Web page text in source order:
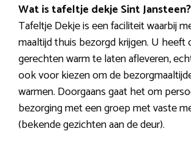
Wat is tafeltje dekje Sint Jansteen?
Tafeltje Dekje is een faciliteit waarbij
maaltijd thuis bezorgd krijgen. U heeft
gerechten warm te laten afleveren,
ook voor kiezen om de
warmen. Doorgaans gaat het om
bezorging met een groep met vaste
(bekende gezichten aan de deur).